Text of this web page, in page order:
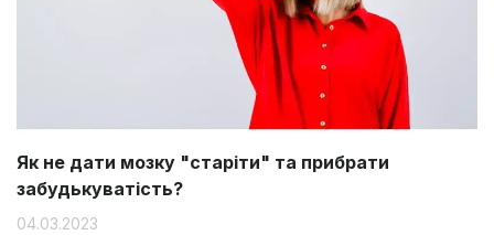
Як не дати мозку "старіти" та прибрати
забудькуватість?
04.03.2023